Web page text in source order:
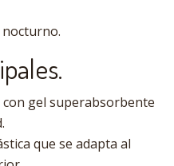
con gel superabsorbente
que se adapta al